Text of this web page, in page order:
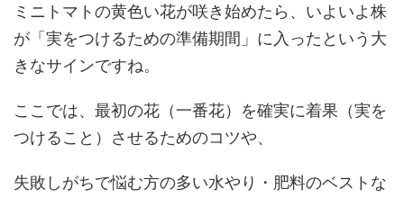
ミニトマトの黄色い花が咲き始めたら、いよいよ株
が「実をつけるための準備期間」に入ったという大
きなサインですね。
ここでは、最初の花（一番花）を確実に着果（実を
つけること）させるためのコツや、
失敗しがちで悩む方の多い水やり・肥料のベストな